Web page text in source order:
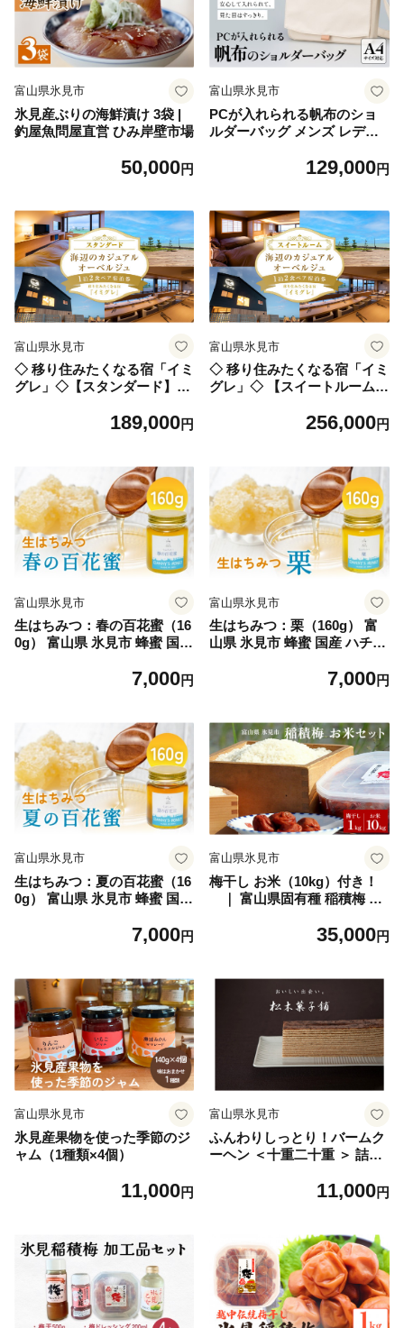
富山県氷見市
氷見産ぶりの海鮮漬け 3袋 |
釣屋魚問屋直営 ひみ岸壁市場
50,000円
富山県氷見市
PCが入れられる帆布のショ
ルダーバッグ メンズ レディ
129,000円
富山県氷見市
◇ 移り住みたくなる宿「イミ
グレ」◇【スタンダード】海
1泊2食 ペア宿泊券189,000円
富山県氷見市
◇ 移り住みたくなる宿「イミ
グレ」◇ 【スイートルーム】
ュ 1泊2食ペア宿泊券256,000円
富山県氷見市
生はちみつ：春の百花蜜（16
0g） 富山県 氷見市 蜂蜜 国産
7,000円
富山県氷見市
生はちみつ：栗（160g） 富
山県 氷見市 蜂蜜 国産 ハチミ
7,000円
富山県氷見市
生はちみつ：夏の百花蜜（16
0g） 富山県 氷見市 蜂蜜 国産
7,000円
富山県氷見市
梅干し お米（10kg）付き！
｜ 富山県固有種 稲積梅 添
35,000円
富山県氷見市
氷見産果物を使った季節のジ
ャム（1種類×4個）
11,000円
富山県氷見市
ふんわりしっとり！バームク
ーヘン ＜十重二十重 ＞ 詰合
11,000円